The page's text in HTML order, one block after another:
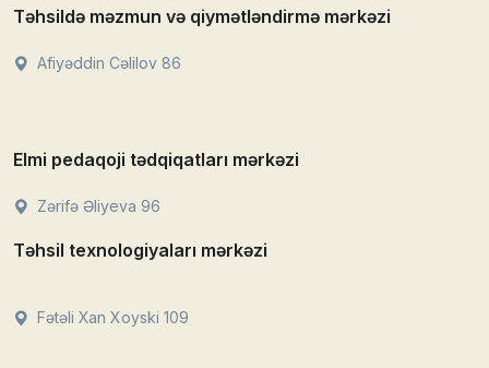
Təhsildə məzmun və qiymətləndirmə mərkəzi
Afiyəddin Cəlilov 86
Elmi pedaqoji tədqiqatları mərkəzi
Zərifə Əliyeva 96
Təhsil texnologiyaları mərkəzi
Fətəli Xan Xoyski 109